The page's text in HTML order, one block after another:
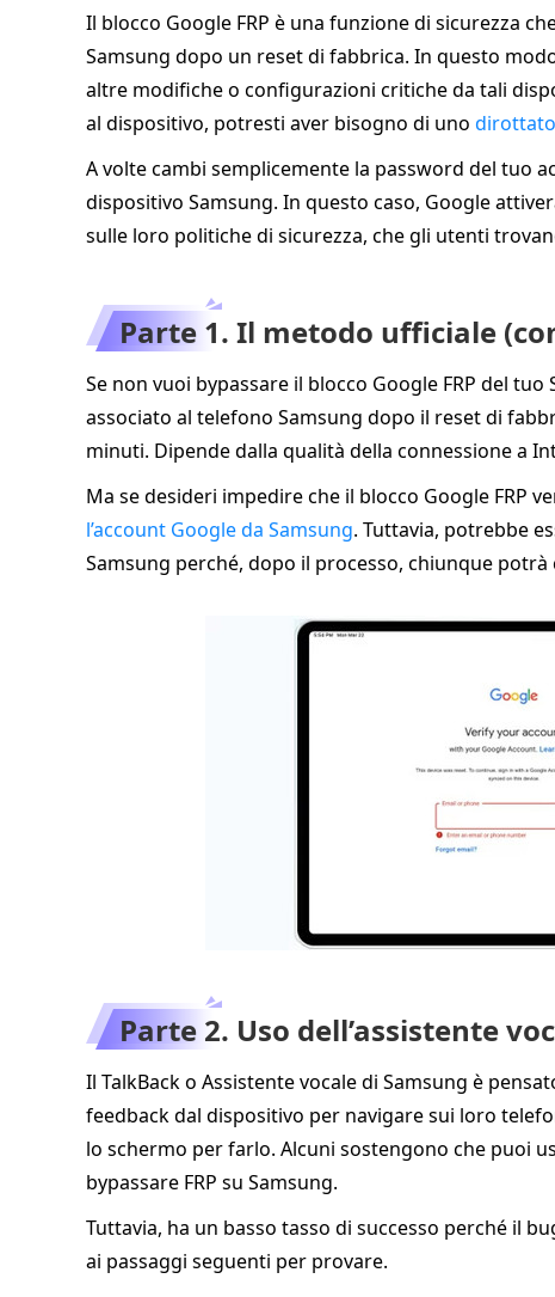
Il blocco Google FRP è una funzione di sicurezza
Samsung dopo un reset di fabbrica. In questo
altre modifiche o configurazioni critiche da tali
al dispositivo, potresti aver bisogno di uno
A volte cambi semplicemente la password del tuo
dispositivo Samsung. In questo caso, Google
sulle loro politiche di sicurezza, che gli utenti
Parte 1. Il metodo ufficiale
Se non vuoi bypassare il blocco Google FRP del
associato al telefono Samsung dopo il reset di
minuti. Dipende dalla qualità della connessione a
Ma se desideri impedire che il blocco Google FRP
l’account Google da Samsung. Tuttavia, potrebbe
Samsung perché, dopo il processo, chiunque
Parte 2. Uso dell’assistente
Il TalkBack o Assistente vocale di Samsung è
feedback dal dispositivo per navigare sui loro
lo schermo per farlo. Alcuni sostengono che puoi
bypassare FRP su Samsung.
Tuttavia, ha un basso tasso di successo perché il
ai passaggi seguenti per provare.